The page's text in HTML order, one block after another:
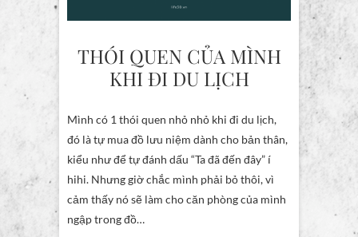
THÓI QUEN CỦA MÌNH
KHI ĐI DU LỊCH
Mình có 1 thói quen nhỏ nhỏ khi đi du lịch,
đó là tự mua đồ lưu niệm dành cho bản thân,
kiểu như để tự đánh dấu “Ta đã đến đây” í
hihi. Nhưng giờ chắc mình phải bỏ thôi, vì
cảm thấy nó sẽ làm cho căn phòng của mình
ngập trong đồ…